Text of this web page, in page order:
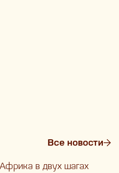
Все новости
в двух шагах